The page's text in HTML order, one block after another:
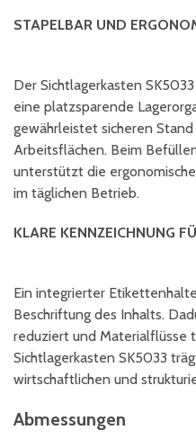
STAPELBAR UND
Der Sichtlagerkasten
eine platzsparende
gewährleistet sicheren
Arbeitsflächen. Beim
unterstützt die
im täglichen Betrieb.
KLARE KENNZEICHNUNG
Ein integrierter
Beschriftung des Inhalts.
reduziert und Materialflüsse
Sichtlagerkasten SK5033
wirtschaftlichen und
Abmessungen